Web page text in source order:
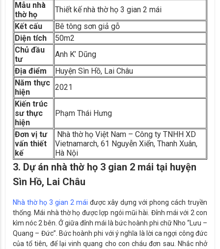
Mẫu nhà
thờ họ
Thiết kế nhà thờ họ 3 gian 2 mái
Kết cấu
Bê tông sơn giả gỗ
Diện tích
50m2
Chủ đầu
tư
Anh K’ Dũng
Địa điểm
Huyện Sìn Hồ, Lai Châu
Năm thực
hiện
2021
Kiến trúc
sư thực
hiện
Phạm Thái Hưng
Đơn vị tư
vấn thiết
kế
Nhà thờ họ Việt Nam – Công ty TNHH XD
Vietnamarch, 61 Nguyễn Xiển, Thanh Xuân,
Hà Nội
3. Dự án nhà thờ họ 3 gian 2 mái tại huyện
Sìn Hồ, Lai Châu
Nhà thờ họ 3 gian 2 mái được xây dựng với phong cách truyền
thống. Mái nhà thờ họ được lợp ngói mũi hài. Đỉnh mái với 2 con
kìm nóc 2 bên. Ở giữa đỉnh mái là bức hoành phi chữ Nho “Lưu –
Quang – Đức”. Bức hoành phi với ý nghĩa là lời ca ngợi công đức
của tổ tiên, để lại vinh quang cho con cháu đơn sau. Nhắc nhở